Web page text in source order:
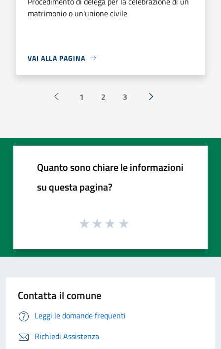
matrimonio o un'unione civile
VAI ALLA PAGINA
Pagina precedente
1 2 3 Successiva »
Quanto sono chiare le informazioni
su questa pagina?
Contatta il comune
Leggi le domande frequenti
Richiedi Assistenza